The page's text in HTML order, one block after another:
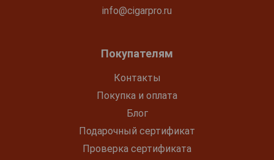
info@cigarpro.ru
Покупателям
Контакты
Покупка и оплата
Блог
Подарочный сертификат
Проверка сертификата